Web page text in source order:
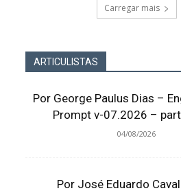
Carregar mais
ARTICULISTAS
Por George Paulus Dias –
Prompt v-07.2026 –
04/08/2026
Por José Eduardo